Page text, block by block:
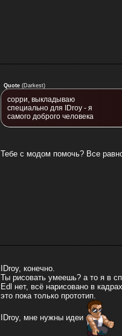
Quote(Darkest)
сорри, выкладываю
специально для IDroy - я
самого доброго человека
Тебе с модом помочь? Все
IDroy, конечно.
Ты рисовать умеешь? а то я в
Edl нет, всё нарисовано в
это пока только прототип.
IDroy, мне нужны идеи